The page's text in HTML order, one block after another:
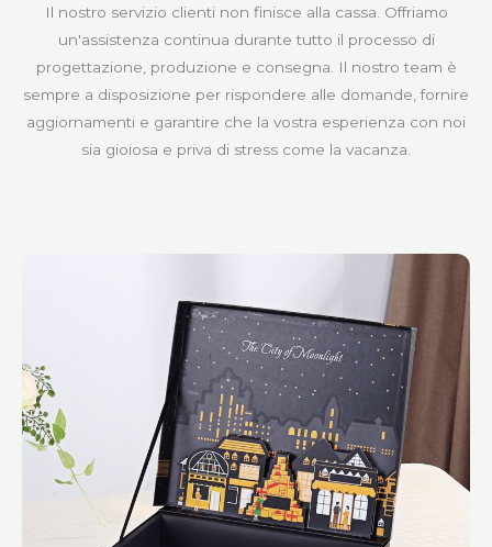
Il nostro servizio clienti non finisce alla cassa. Offriamo
un'assistenza continua durante tutto il processo di
progettazione, produzione e consegna. Il nostro team è
sempre a disposizione per rispondere alle domande, fornire
aggiornamenti e garantire che la vostra esperienza con noi
sia gioiosa e priva di stress come la vacanza.